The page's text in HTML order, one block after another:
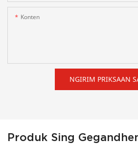
Konten
NGIRIM PRIKSAAN
Produk Sing